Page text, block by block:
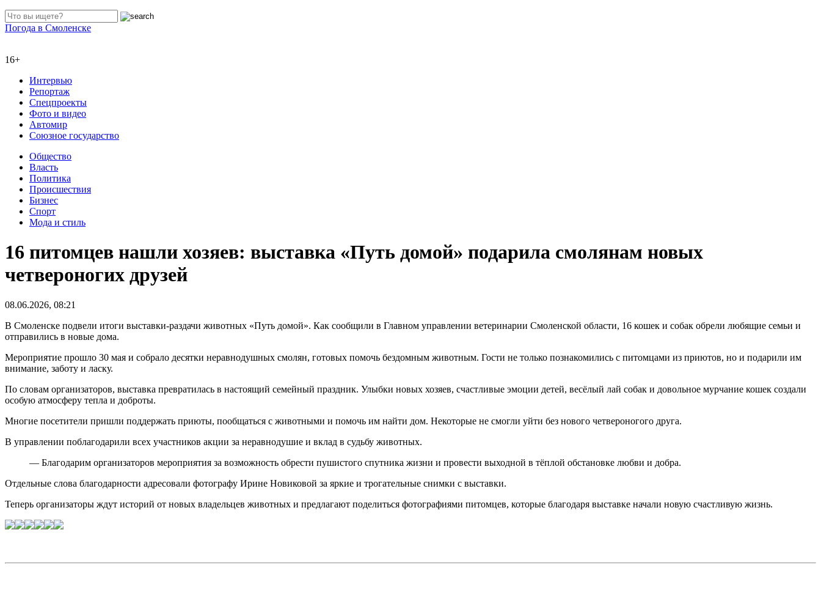
Погода в Смоленске
16+
Интервью
Репортаж
Спецпроекты
Фото и видео
Автомир
Союзное государство
Общество
Власть
Политика
Происшествия
Бизнес
Спорт
Мода и стиль
16 питомцев нашли хозяев: выставка «Путь домой» подарила смолянам новых
четвероногих друзей
08.06.2026, 08:21
В Смоленске подвели итоги выставки-раздачи животных «Путь домой». Как сообщили в Главном управлении ветеринарии Смоленской области, 16 кошек и собак обрели любящие семьи и
отправились в новые дома.
Мероприятие прошло 30 мая и собрало десятки неравнодушных смолян, готовых помочь бездомным животным. Гости не только познакомились с питомцами из приютов, но и подарили им
внимание, заботу и ласку.
По словам организаторов, выставка превратилась в настоящий семейный праздник. Улыбки новых хозяев, счастливые эмоции детей, весёлый лай собак и довольное мурчание кошек создали
особую атмосферу тепла и доброты.
Многие посетители пришли поддержать приюты, пообщаться с животными и помочь им найти дом. Некоторые не смогли уйти без нового четвероногого друга.
В управлении поблагодарили всех участников акции за неравнодушие и вклад в судьбу животных.
— Благодарим организаторов мероприятия за возможность обрести пушистого спутника жизни и провести выходной в тёплой обстановке любви и добра.
Отдельные слова благодарности адресовали фотографу Ирине Новиковой за яркие и трогательные снимки с выставки.
Теперь организаторы ждут историй от новых владельцев животных и предлагают поделиться фотографиями питомцев, которые благодаря выставке начали новую счастливую жизнь.